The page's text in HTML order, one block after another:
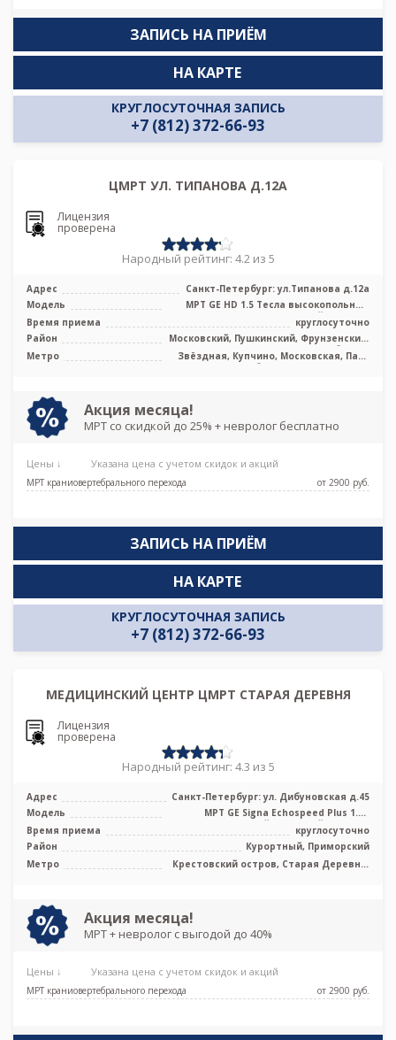
ЗАПИСЬ НА ПРИЁМ
КРУГЛОСУТОЧНАЯ ЗАПИСЬ
+7 (812) 372-66-93
НА КАРТЕ
ЦМРТ УЛ. ТИПАНОВА Д.12А
Лицензия
проверена
Народный рейтинг: 4.2 из 5
Адрес
Санкт-Петербург: ул.Типанова д.12а
Модель
МРТ GE HD 1.5 Тесла высокопольный
закрытый тип, УЗИ
Время приема
круглосуточно
Район
Московский, Пушкинский, Фрунзенский,
Лен. область
Метро
Звёздная, Купчино, Московская, Парк
Победы, Проспект Славы
Акция месяца!
МРТ со скидкой до 25% + невролог бесплатно
Цены ↓ Указана цена с учетом скидок и акций
МРТ краниовертебрального перехода от 2900 pуб.
ЗАПИСЬ НА ПРИЁМ
КРУГЛОСУТОЧНАЯ ЗАПИСЬ
+7 (812) 372-66-93
НА КАРТЕ
МЕДИЦИНСКИЙ ЦЕНТР ЦМРТ СТАРАЯ ДЕРЕВНЯ
Лицензия
проверена
Народный рейтинг: 4.3 из 5
Адрес
Санкт-Петербург: ул. Дибуновская д.45
Модель
МРТ GE Signa Echospeed Plus 1.5T
высокопольный закрытый тип, УЗИ
Время приема
круглосуточно
Район
Курортный, Приморский
Метро
Крестовский остров, Старая Деревня,
Акция месяца!
МРТ + невролог с выгодой до 40%
Цены ↓ Указана цена с учетом скидок и акций
МРТ краниовертебрального перехода от 2900 pуб.